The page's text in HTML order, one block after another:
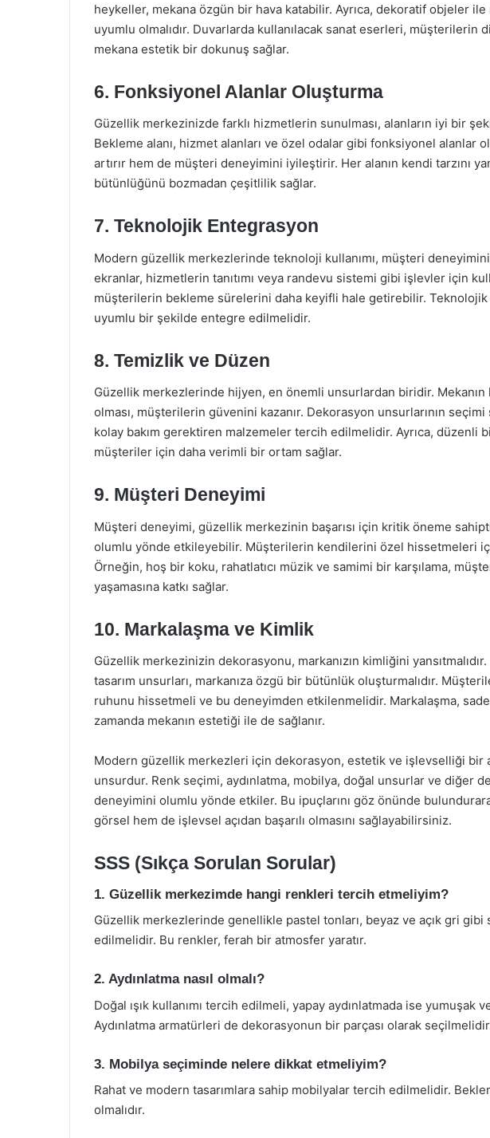
heykeller, mekana özgün bir hava katabilir. Ayrıca, dekoratif objeler ile
uyumlu olmalıdır. Duvarlarda kullanılacak sanat eserleri, müşterilerin
mekana estetik bir dokunuş sağlar.
6. Fonksiyonel Alanlar Oluşturma
Güzellik merkezinizde farklı hizmetlerin sunulması, alanların iyi bir
Bekleme alanı, hizmet alanları ve özel odalar gibi fonksiyonel alanlar
artırır hem de müşteri deneyimini iyileştirir. Her alanın kendi tarzını
bütünlüğünü bozmadan çeşitlilik sağlar.
7. Teknolojik Entegrasyon
Modern güzellik merkezlerinde teknoloji kullanımı, müşteri
ekranlar, hizmetlerin tanıtımı veya randevu sistemi gibi işlevler için
müşterilerin bekleme sürelerini daha keyifli hale getirebilir.
uyumlu bir şekilde entegre edilmelidir.
8. Temizlik ve Düzen
Güzellik merkezlerinde hijyen, en önemli unsurlardan biridir.
olması, müşterilerin güvenini kazanır. Dekorasyon unsurlarının seçimi
kolay bakım gerektiren malzemeler tercih edilmelidir. Ayrıca, düzenli
müşteriler için daha verimli bir ortam sağlar.
9. Müşteri Deneyimi
Müşteri deneyimi, güzellik merkezinin başarısı için kritik öneme
olumlu yönde etkileyebilir. Müşterilerin kendilerini özel hissetmeleri
Örneğin, hoş bir koku, rahatlatıcı müzik ve samimi bir karşılama,
yaşamasına katkı sağlar.
10. Markalaşma ve Kimlik
Güzellik merkezinizin dekorasyonu, markanızın kimliğini
tasarım unsurları, markanıza özgü bir bütünlük oluşturmalıdır.
ruhunu hissetmeli ve bu deneyimden etkilenmelidir. Markalaşma,
zamanda mekanın estetiği ile de sağlanır.
Modern güzellik merkezleri için dekorasyon, estetik ve işlevselliği bir
unsurdur. Renk seçimi, aydınlatma, mobilya, doğal unsurlar ve diğer
deneyimini olumlu yönde etkiler. Bu ipuçlarını göz önünde
görsel hem de işlevsel açıdan başarılı olmasını sağlayabilirsiniz.
SSS (Sıkça Sorulan Sorular)
1. Güzellik merkezimde hangi renkleri tercih etmeliyim?
Güzellik merkezlerinde genellikle pastel tonları, beyaz ve açık gri
edilmelidir. Bu renkler, ferah bir atmosfer yaratır.
2. Aydınlatma nasıl olmalı?
Doğal ışık kullanımı tercih edilmeli, yapay aydınlatmada ise yumuşak
Aydınlatma armatürleri de dekorasyonun bir parçası olarak
3. Mobilya seçiminde nelere dikkat etmeliyim?
Rahat ve modern tasarımlara sahip mobilyalar tercih edilmelidir.
olmalıdır.